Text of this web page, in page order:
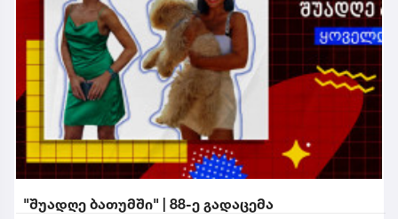
"შუადღე ბათუმში" | 88-ე გადაცემა